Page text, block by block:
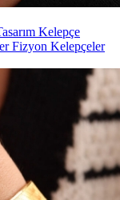
Kelepçe
Fizyon Kelepçeler